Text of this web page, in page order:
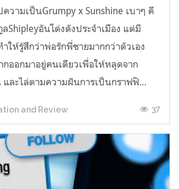
วามเป็นGrumpy x Sunshine เบาๆ คี
Shipleyอันโด่งดังประจำเมือง แต่มี
ให้รู้สึกว่าพ่อรักพี่ชายมากกว่าตัวเอง
กออกมาอยู่คนเดียวเพื่อให้หลุดจาก
ละไล่ตามความฝันการเป็นกราฟฟิ...
and Review 37